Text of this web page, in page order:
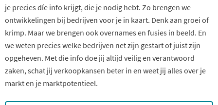
je precies díe info krijgt, die je nodig hebt. Zo brengen we
ontwikkelingen bij bedrijven voor je in kaart. Denk aan groei of
krimp. Maar we brengen ook overnames en fusies in beeld. En
we weten precies welke bedrijven net zijn gestart of juist zijn
opgeheven. Met die info doe jij altijd veilig en verantwoord
zaken, schat jij verkoopkansen beter in en weet jij alles over je
markt en je marktpotentieel.